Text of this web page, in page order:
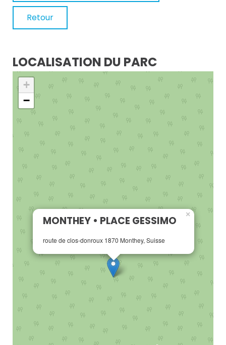
Retour
LOCALISATION DU PARC
MONTHEY • PLACE GESSIMO
route de clos-donroux 1870 Monthey, Suisse
×
+
−